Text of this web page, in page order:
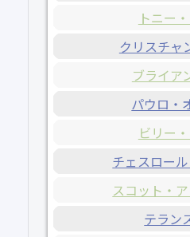
トニー
クリスチャ
ブライア
パウロ・
ビリー
チェスロー
スコット・
テラン